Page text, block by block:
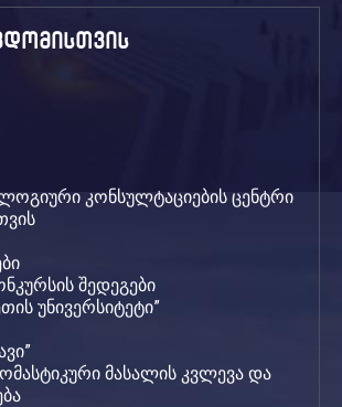
კონსულტაციების ცენტრი
შედეგები
უნივერსიტეტი”
მასალის კვლევა და